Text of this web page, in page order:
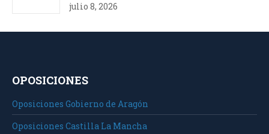
julio 8, 2026
OPOSICIONES
Oposiciones Gobierno de Aragón
Oposiciones Castilla La Mancha